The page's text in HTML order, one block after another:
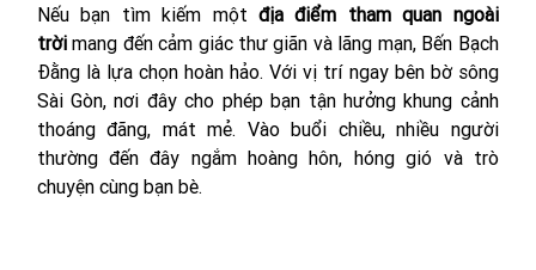
Nếu bạn tìm kiếm một địa điểm tham quan ngoài
trời mang đến cảm giác thư giãn và lãng mạn, Bến Bạch
Đằng là lựa chọn hoàn hảo. Với vị trí ngay bên bờ sông
Sài Gòn, nơi đây cho phép bạn tận hưởng khung cảnh
thoáng đãng, mát mẻ. Vào buổi chiều, nhiều người
thường đến đây ngắm hoàng hôn, hóng gió và trò
chuyện cùng bạn bè.